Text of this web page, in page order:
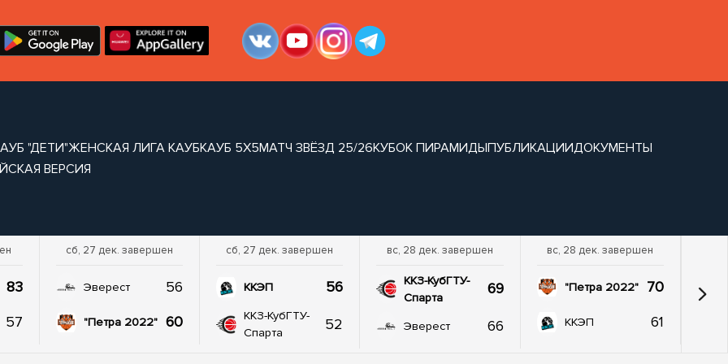
"ДЕТИ"ЖЕНСКАЯ ЛИГА КАУБКАУБ 5Х5МАТЧ ЗВЁЗД 25/26КУБОК ПИРАМИДЫПУБЛИКАЦИИДОКУМЕНТЫ
ВЕРСИЯ
83
57
сб, 27 дек. завершен
Эверест 56
"Петра 2022" 60
сб, 27 дек. завершен
ККЭП 56
ККЗ-КубГТУ-
Спарта
52
вс, 28 дек. завершен
ККЗ-КубГТУ-
Спарта
69
Эверест 66
вс, 28 дек. завершен
"Петра 2022" 70
ККЭП 61